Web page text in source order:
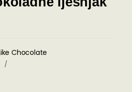
Chocolate